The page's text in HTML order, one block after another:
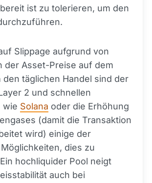
ist zu tolerieren, um den
Slippage aufgrund von
der Asset-Preise auf dem
den täglichen Handel sind der
2 und schnellen
wie Solana oder die Erhöhung
(damit die Transaktion
wird) einige der
dies zu
hochliquider Pool neigt
auch bei